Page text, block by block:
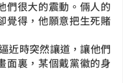
們很大的震動。倆人的
覺得，他願意把生死賭
近時突然讓道，讓他們
面裏，某個戴黨徽的身